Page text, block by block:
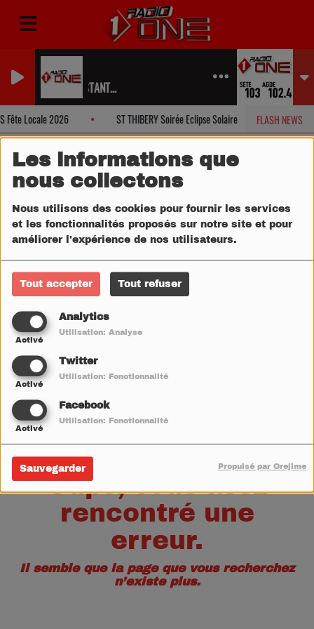
Les informations que
nous collectons
Nous utilisons des cookies pour fournir les services
et les fonctionnalités proposés sur notre site et pour
améliorer l'expérience de nos utilisateurs.
Tout accepter Tout refuser
Analytics
Activé
Utilisation: Analyse
Twitter
Activé
Utilisation: Fonctionnalité
Facebook
Activé
Utilisation: Fonctionnalité
Sauvegarder Propulsé par Orejime
HITS DANS UN INSTANT...
FLASH NEWS
Fête Locale 2026 ST THIBERY Soirée Eclipse Solaire
Oups, vous avez
rencontré une
erreur.
Il semble que la page que vous recherchez
n’existe plus.